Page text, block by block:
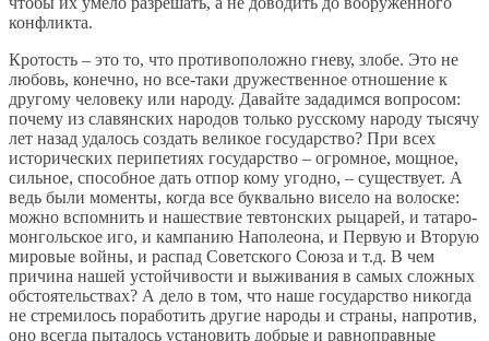
конфликта.
Кротость – это то, что противоположно гневу, злобе. Это не
любовь, конечно, но все-таки дружественное отношение к
другому человеку или народу. Давайте зададимся вопросом:
почему из славянских народов только русскому народу тысячу
лет назад удалось создать великое государство? При всех
исторических перипетиях государство – огромное, мощное,
сильное, способное дать отпор кому угодно, – существует. А
ведь были моменты, когда все буквально висело на волоске:
можно вспомнить и нашествие тевтонских рыцарей, и татаро-
монгольское иго, и кампанию Наполеона, и Первую и Вторую
мировые войны, и распад Советского Союза и т.д. В чем
причина нашей устойчивости и выживания в самых сложных
обстоятельствах? А дело в том, что наше государство никогда
не стремилось поработить другие народы и страны, напротив,
оно всегда пыталось установить добрые и равноправные